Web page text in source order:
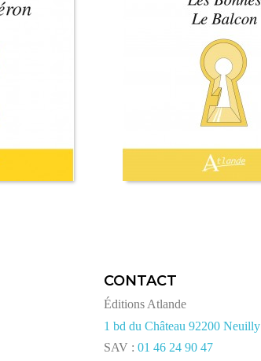
CONTACT
Éditions Atlande
1 bd du Château 92200 Neuilly
SAV :01 46 24 90 47